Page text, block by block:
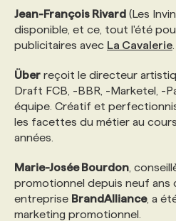
FAQ
Jean-François Rivard (Les
disponible, et ce, tout l'été
publicitaires avec La Cavalerie
Über reçoit le directeur
Draft FCB, -BBR, -Marketel, -
équipe. Créatif et
les facettes du métier au
années.
Marie-Josée Bourdon ,
promotionnel depuis neuf ans
entreprise BrandAlliance, a
marketing promotionnel.